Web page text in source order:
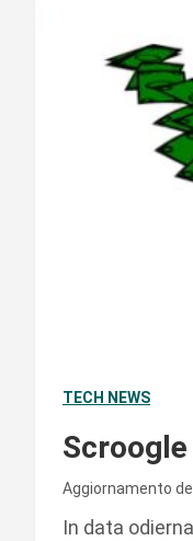
TECH NEWS
Aggiornamento
In data